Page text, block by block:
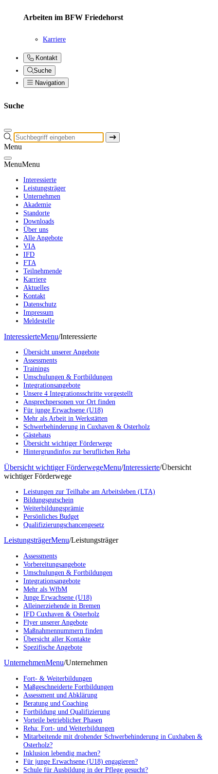
Arbeiten im BFW Friedehorst
Karriere
Kontakt
Suche
Navigation
Suche
Menu
MenuMenu
Interessierte
Leistungsträger
Unternehmen
Akademie
Standorte
Downloads
Über uns
Alle Angebote
VIA
IFD
FTA
Teilnehmende
Karriere
Aktuelles
Kontakt
Datenschutz
Impressum
Meldestelle
InteressierteMenu/Interessierte
Übersicht unserer Angebote
Assessments
Trainings
Umschulungen & Fortbildungen
Integrationsangebote
Unsere 4 Integrationsschritte vorgestellt
Ansprechpersonen vor Ort finden
Für junge Erwachsene (U18)
Mehr als Arbeit in Werkstätten
Schwerbehinderung in Cuxhaven & Osterholz
Gästehaus
Übersicht wichtiger Förderwege
Hintergrundinfos zur beruflichen Reha
Übersicht wichtiger FörderwegeMenu/Interessierte/Übersicht
wichtiger Förderwege
Leistungen zur Teilhabe am Arbeitsleben (LTA)
Bildungsgutschein
Weiterbildungsprämie
Persönliches Budget
Qualifizierungschancengesetz
LeistungsträgerMenu/Leistungsträger
Assessments
Vorbereitungsangebote
Umschulungen & Fortbildungen
Integrationsangebote
Mehr als WfbM
Junge Erwachsene (U18)
Alleinerziehende in Bremen
IFD Cuxhaven & Osterholz
Flyer unserer Angebote
Maßnahmennummern finden
Übersicht aller Kontakte
Spezifische Angebote
UnternehmenMenu/Unternehmen
Fort- & Weiterbildungen
Maßgeschneiderte Fortbildungen
Assessment und Abklärung
Beratung und Coaching
Fortbildung und Qualifizierung
Vorteile betrieblicher Phasen
Reha: Fort- und Weiterbildungen
Mitarbeitende mit drohender Schwerbehinderung in Cuxhaben &
Osterholz?
Inklusion lebendig machen?
Für junge Erwachsene (U18) engagieren?
Schule für Ausbildung in der Pflege gesucht?